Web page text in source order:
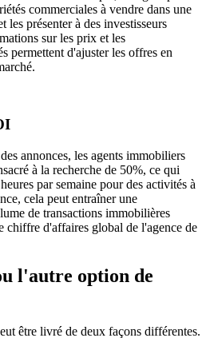
commerciales à vendre dans une
les présenter à des investisseurs
sur les prix et les
permettent d'ajuster les offres en
annonces, les agents immobiliers
à la recherche de 50%, ce qui
par semaine pour des activités à
cela peut entraîner une
de transactions immobilières
chiffre d'affaires global de l'agence de
l'autre option de
être livré de deux façons différentes.